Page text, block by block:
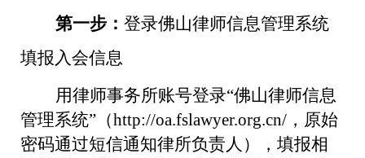
第一步： 登录佛山律师信息管理系统
填报入会信息
用律师事务所账号登录“佛山律师信息
管理系统” （http://oa.fslawyer.org.cn/ ，原始
密码通过短信通知律所负责人），填报相